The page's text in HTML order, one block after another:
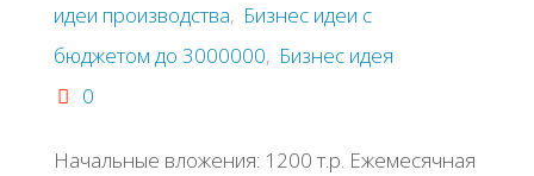
идеи производства, Бизнес идеи с
бюджетом до 3000000, Бизнес идея
0
Начальные вложения: 1200 т.р. Ежемесячная